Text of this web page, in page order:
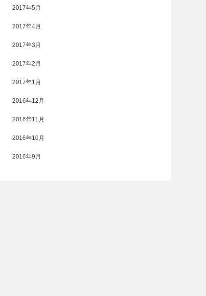
2017年5月
2017年4月
2017年3月
2017年2月
2017年1月
2016年12月
2016年11月
2016年10月
2016年9月